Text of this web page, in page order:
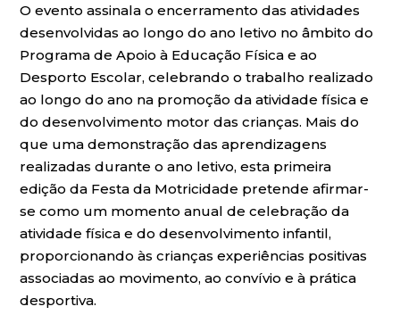
O evento assinala o encerramento das atividades
desenvolvidas ao longo do ano letivo no âmbito do
Programa de Apoio à Educação Física e ao
Desporto Escolar, celebrando o trabalho realizado
ao longo do ano na promoção da atividade física e
do desenvolvimento motor das crianças. Mais do
que uma demonstração das aprendizagens
realizadas durante o ano letivo, esta primeira
edição da Festa da Motricidade pretende afirmar-
se como um momento anual de celebração da
atividade física e do desenvolvimento infantil,
proporcionando às crianças experiências positivas
associadas ao movimento, ao convívio e à prática
desportiva.